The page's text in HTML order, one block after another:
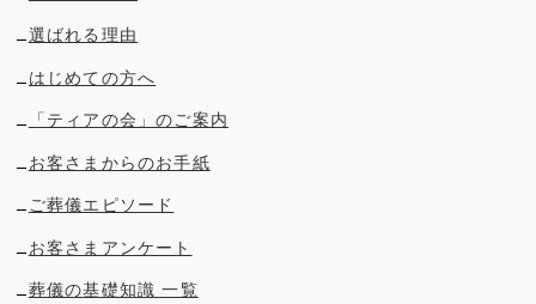
選ばれる理由
はじめての方へ
「ティアの会」のご案内
お客さまからのお手紙
ご葬儀エピソード
お客さまアンケート
葬儀の基礎知識 一覧